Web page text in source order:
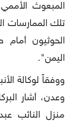
المبعوث
تلك الممارسات
الحوثيون
اليمن".
ووفقاً لوكالة
وعدن، أشار
منزل النائب